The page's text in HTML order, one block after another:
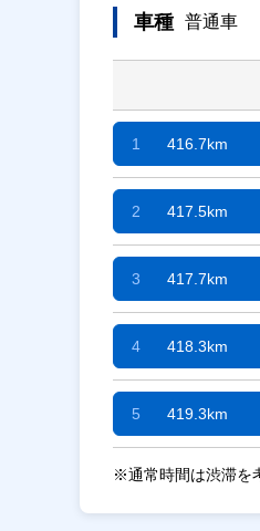
車種 普通車
1 416.7km
2 417.5km
3 417.7km
4 418.3km
5 419.3km
※通常時間は渋滞を